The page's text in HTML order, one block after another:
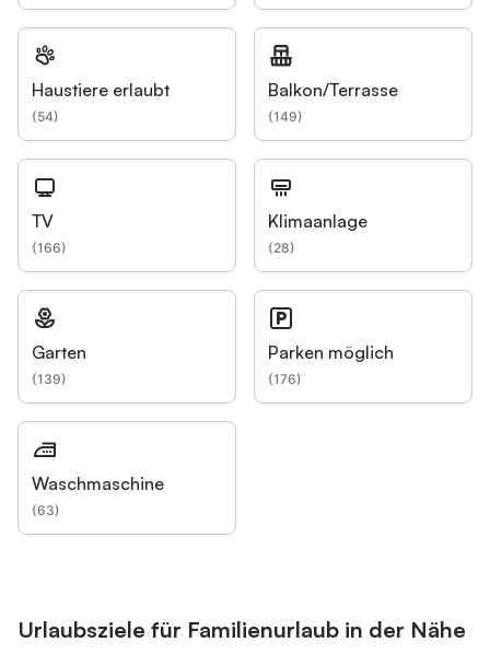
Haustiere erlaubt
(54)
Balkon/Terrasse
(149)
TV
(166)
Klimaanlage
(28)
Garten
(139)
Parken möglich
(176)
Waschmaschine
(63)
Urlaubsziele für Familienurlaub in der Nähe